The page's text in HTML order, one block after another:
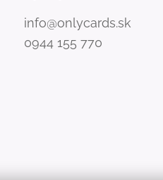
info@onlycards.sk
0944 155 770